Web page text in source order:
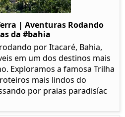
| Aventuras Rodando
da #bahia
por Itacaré, Bahia,
em um dos destinos mais
Exploramos a famosa Trilha
mais lindos do
por praias paradisíac